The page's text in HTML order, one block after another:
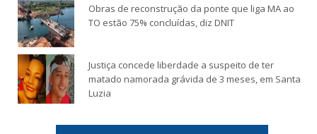
Obras de reconstrução da ponte que liga MA ao
TO estão 75% concluídas, diz DNIT
Justiça concede liberdade a suspeito de ter
matado namorada grávida de 3 meses, em Santa
Luzia